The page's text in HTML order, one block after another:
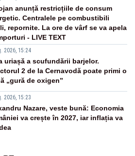
anunță restricțiile de consum
Centralele pe combustibili
repornite. La ore de vârf se va apela
- LIVE TEXT
2026, 15:24
uriașă a scufundării barjelor.
2 de la Cernavodă poate primi o
„gură de oxigen”
2026, 15:23
Nazare, veste bună: Economia
va crește în 2027, iar inflația va